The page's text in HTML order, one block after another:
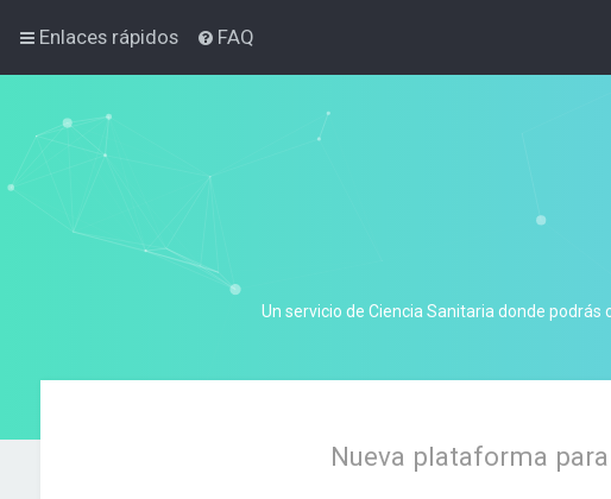
Enlaces rápidos FAQ
Un servicio de Ciencia Sanitaria donde
Nueva plataforma